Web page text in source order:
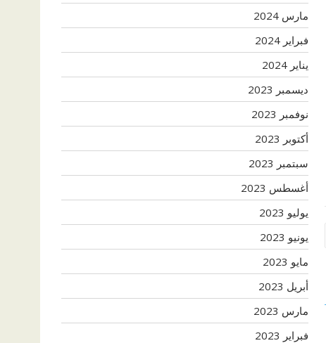
مارس 2024
فبراير 2024
يناير 2024
ديسمبر 2023
نوفمبر 2023
أكتوبر 2023
سبتمبر 2023
أغسطس 2023
يوليو 2023
يونيو 2023
مايو 2023
أبريل 2023
مارس 2023
فبراير 2023